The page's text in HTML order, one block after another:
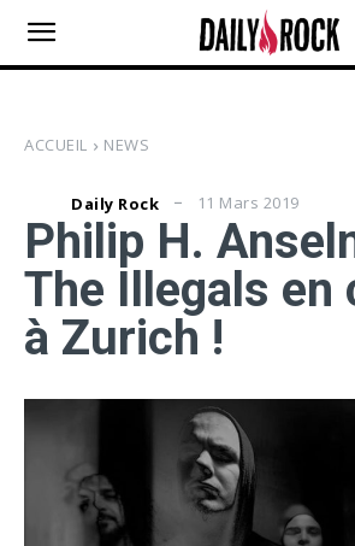
ACCUEIL NEWS
Daily Rock 11 Mars 2019
Philip H.
The Illegals en
à Zurich !